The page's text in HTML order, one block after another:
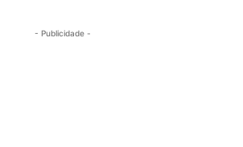
- Publicidade -